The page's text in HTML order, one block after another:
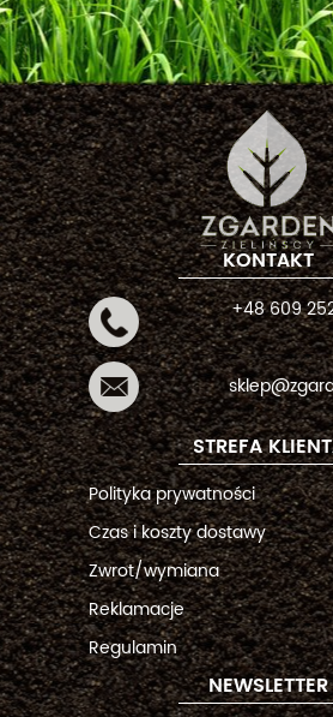
KONTAKT
+48 609
STREFA
Polityka prywatności
Czas i koszty dostawy
Zwrot/wymiana
Reklamacje
Regulamin
NEWSLETTER